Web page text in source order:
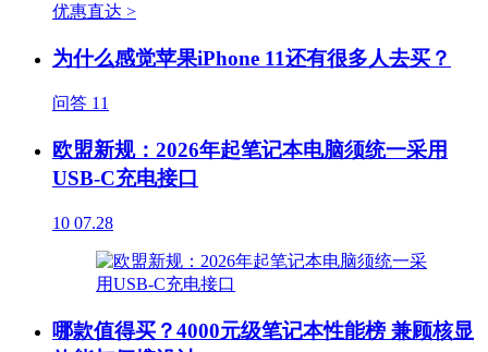
优惠直达 >
为什么感觉苹果iPhone 11还有很多人去买？
问答 11
欧盟新规：2026年起笔记本电脑须统一采用
USB-C充电接口
10 07.28
哪款值得买？4000元级笔记本性能榜 兼顾核显